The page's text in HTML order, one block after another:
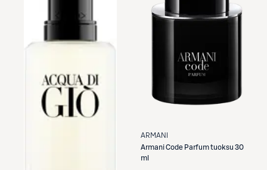
ARMANI
ArmaniCode Parfum tuoksu 30
ml